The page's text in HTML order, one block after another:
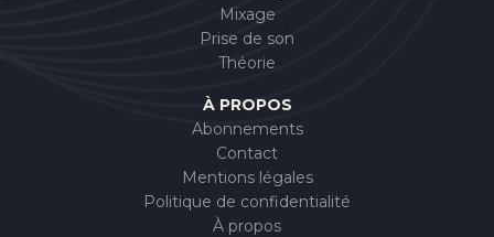
Mixage
Prise de son
Théorie
À PROPOS
Abonnements
Contact
Mentions légales
Politique de confidentialité
À propos